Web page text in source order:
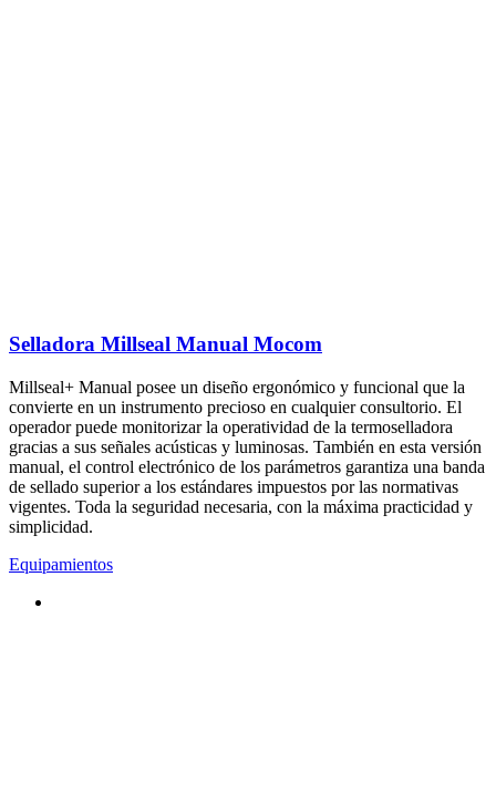
Selladora Millseal Manual Mocom
Millseal+ Manual posee un diseño ergonómico y funcional que la
convierte en un instrumento precioso en cualquier consultorio. El
operador puede monitorizar la operatividad de la termoselladora
gracias a sus señales acústicas y luminosas. También en esta versión
manual, el control electrónico de los parámetros garantiza una banda
de sellado superior a los estándares impuestos por las normativas
vigentes. Toda la seguridad necesaria, con la máxima practicidad y
simplicidad.
Equipamientos